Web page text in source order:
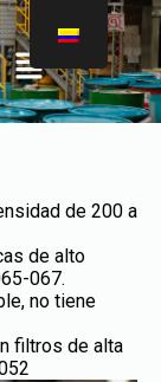
de 200 a
de alto
067.
no tiene
filtros de alta